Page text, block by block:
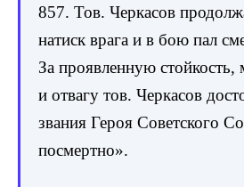
857. Тов. Черкасов
натиск врага и в бою пал
За проявленную стойкость,
и отвагу тов. Черкасов
звания Героя Советского
посмертно».